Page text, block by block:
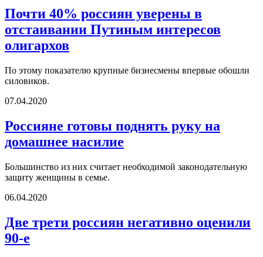
Почти 40% россиян уверены в
отстаивании Путиным интересов
олигархов
По этому показателю крупные бизнесмены впервые обошли
силовиков.
07.04.2020
Россияне готовы поднять руку на
домашнее насилие
Большинство из них считает необходимой законодательную
защиту женщины в семье.
06.04.2020
Две трети россиян негативно оценили
90-е